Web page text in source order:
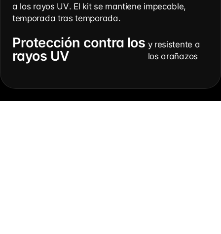
a los rayos UV. El kit se mantiene impecable,
temporada tras temporada.
Protección contra los
rayos UV
y resistente a
los arañazos